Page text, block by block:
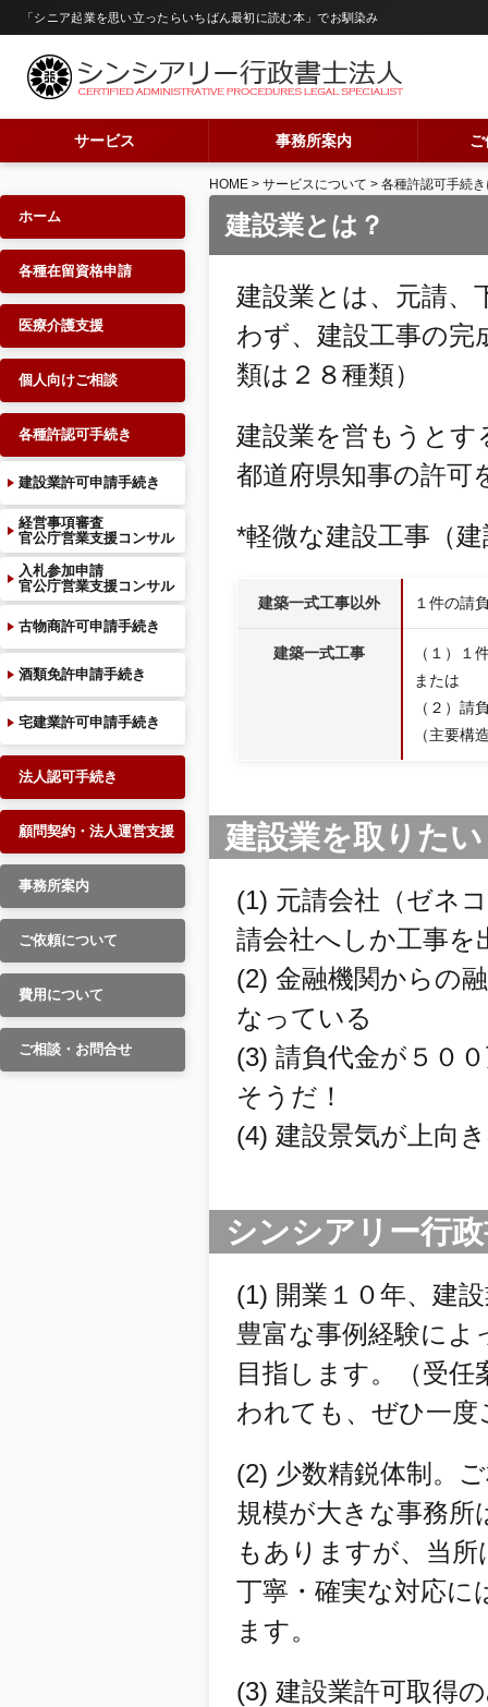
「シニア起業を思い立ったらいちばん最初に読む本」でお馴染み
サービス 事務所案内
HOME > サービスについて > 各種許認可手続
建設業とは？
建設業とは、元請
わず、建設工事の
類は２８種類）
建設業を営もうとす
都道府県知事の許
*軽微な建設工事（
建築一式工事以外 １件の請
建築一式工事
（１）１
または
（２）請
（主要構
建設業を取りた
(1) 元請会社（ゼネ
請会社へしか工事
(2) 金融機関からの
なっている
(3) 請負代金が５０
そうだ！
(4) 建設景気が上向
シンシアリー行
(1) 開業１０年、建
豊富な事例経験に
目指します。（受
われても、ぜひ一
(2) 少数精鋭体制。
規模が大きな事務
もありますが、当
丁寧・確実な対応に
ます。
(3) 建設業許可取得
ホーム
各種在留資格申請
医療介護支援
個人向けご相談
各種許認可手続き
建設業許可申請手続き
経営事項審査
官公庁営業支援コンサル
入札参加申請
官公庁営業支援コンサル
古物商許可申請手続き
酒類免許申請手続き
宅建業許可申請手続き
法人認可手続き
顧問契約・法人運営支援
事務所案内
ご依頼について
費用について
ご相談・お問合せ